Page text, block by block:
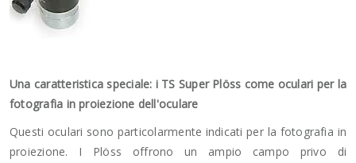
Una caratteristica speciale: i TS Super Plöss come oculari per la
fotografia in proiezione dell'oculare
Questi oculari sono particolarmente indicati per la fotografia in
proiezione. I Plöss offrono un ampio campo privo di